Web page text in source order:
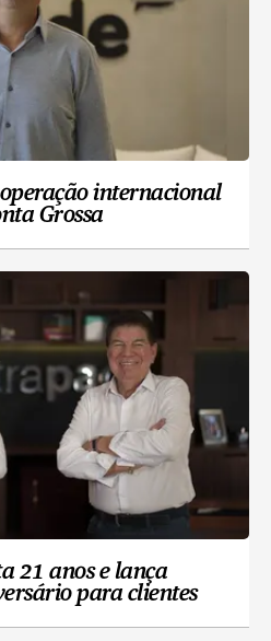
internacional
Grossa
21 anos e lança
para clientes